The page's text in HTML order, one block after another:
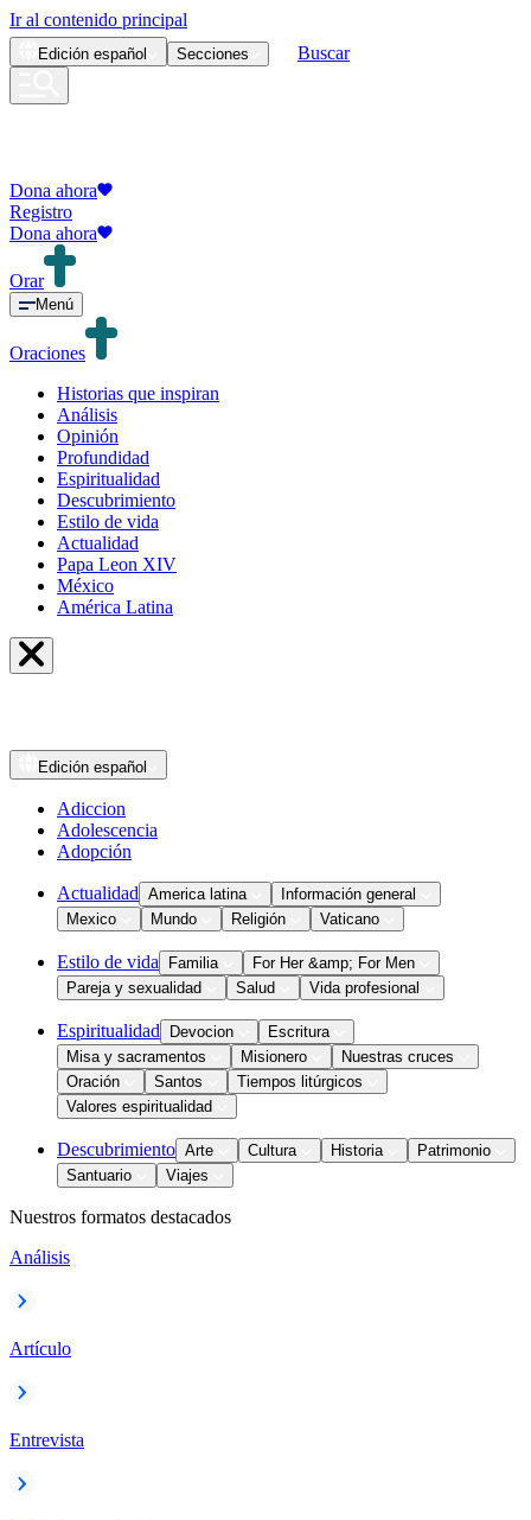
Ir al contenido principal
Edición español Secciones Buscar
Dona ahora
Registro
Dona ahora
Orar
Menú
Oraciones
Historias que inspiran
Análisis
Opinión
Profundidad
Espiritualidad
Descubrimiento
Estilo de vida
Actualidad
Papa Leon XIV
México
América Latina
Edición español
Adiccion
Adolescencia
Adopción
Actualidad America latina
Información general
Mexico
Mundo Religión Vaticano
Estilo de vida Familia
For Her &amp; For Men
Pareja y sexualidad
Salud Vida profesional
Espiritualidad Devocion
Escritura
Misa y sacramentos
Misionero
Nuestras cruces
Oración
Santos
Tiempos litúrgicos
Valores espiritualidad
Descubrimiento Arte Cultura Historia
Patrimonio
Santuario
Viajes
Nuestros formatos destacados
Análisis
Artículo
Entrevista